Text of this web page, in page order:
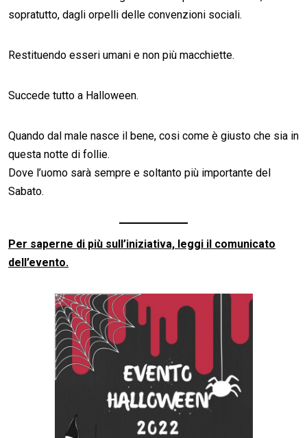
sopratutto, dagli orpelli delle convenzioni sociali.
Restituendo esseri umani e non più macchiette.
Succede tutto a Halloween.
Quando dal male nasce il bene, cosi come è giusto che sia in
questa notte di follie.
Dove l’uomo sarà sempre e soltanto più importante del
Sabato.
Per saperne di più sull’iniziativa, leggi il comunicato
dell’evento.